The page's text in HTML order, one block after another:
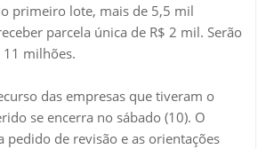
primeiro lote, mais de 5,5 mil
parcela única de R$ 2 mil. Serão
milhões.
das empresas que tiveram o
se encerra no sábado (10). O
de revisão e as orientações